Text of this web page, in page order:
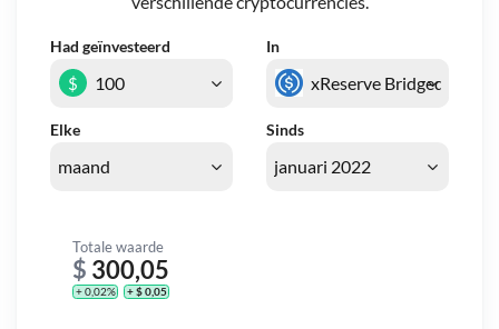
Had geïnvesteerd In
Elke Sinds
$
Totale waarde
$ 300,05
+ 0,02% + $ 0,05